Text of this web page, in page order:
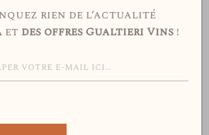
rien de l’actualité
et des offres Gualtieri Vins !